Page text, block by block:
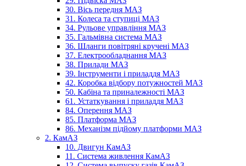
30. Вісь передня МАЗ
31. Колеса та ступиці МАЗ
34. Рульове управління МАЗ
35. Гальмівна система МАЗ
36. Шланги повітряні кручені МАЗ
37. Електрообладнання МАЗ
38. Прилади МАЗ
39. Інструменти і приладдя МАЗ
42. Коробка відбору потужностей МАЗ
50. Кабіна та приналежності МАЗ
61. Устаткування і приладдя МАЗ
84. Оперення МАЗ
85. Платформа МАЗ
86. Механізм підйому платформи МАЗ
2. КамАЗ
10. Двигун КамАЗ
11. Система живлення КамАЗ